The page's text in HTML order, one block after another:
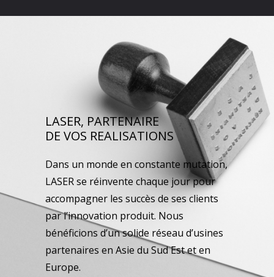
LASER, PARTENAIRE
DE VOS REALISATIONS
Dans un monde en constante mutation,
LASER se réinvente chaque jour pour
accompagner les succès de ses clients
par l’innovation produit. Nous
bénéficions d’un solide réseau d’usines
partenaires en Asie du Sud Est et en
Europe.